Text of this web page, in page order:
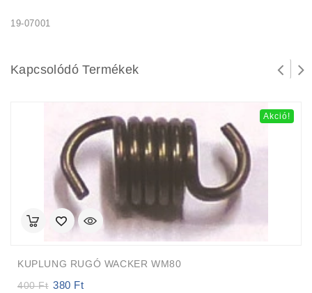
19-07001
Kapcsolódó Termékek
Akció!
KUPLUNG RUGÓ WACKER WM80
400Ft
Original
380 Ft